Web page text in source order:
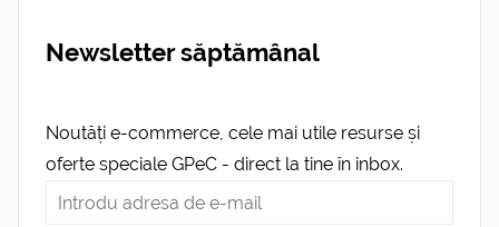
Newsletter săptămânal
Noutăți e-commerce, cele mai utile resurse și
oferte speciale GPeC - direct la tine în inbox.